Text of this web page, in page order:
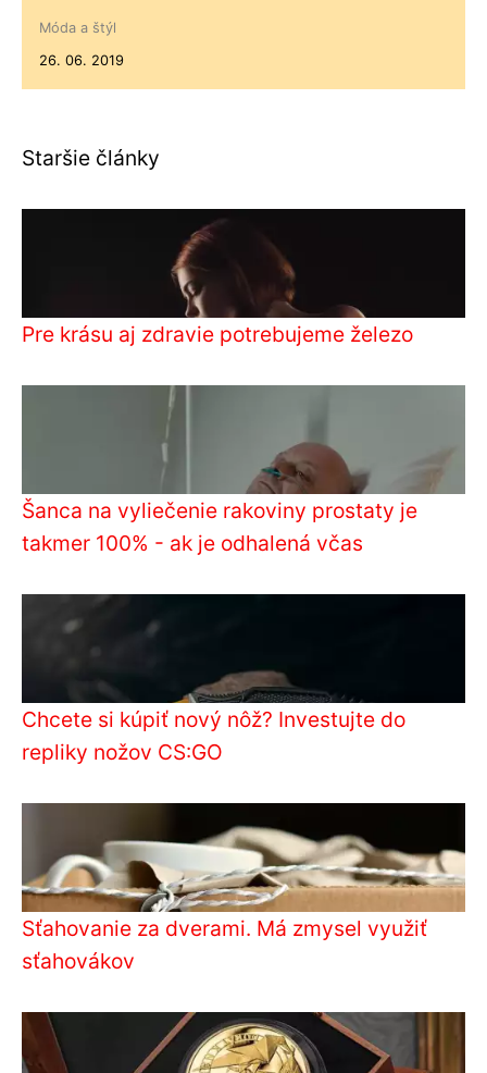
Móda a štýl
26. 06. 2019
Staršie články
Pre krásu aj zdravie potrebujeme železo
Šanca na vyliečenie rakoviny prostaty je
takmer 100% - ak je odhalená včas
Chcete si kúpiť nový nôž? Investujte do
repliky nožov CS:GO
Sťahovanie za dverami. Má zmysel využiť
sťahovákov